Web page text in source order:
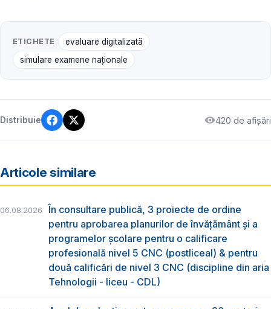
ETICHETE
evaluare digitalizată
simulare examene naționale
Distribuie 420 de afișări
Articole similare
06.08.2026
În consultare publică, 3 proiecte de ordine
pentru aprobarea planurilor de învățământ și a
programelor școlare pentru o calificare
profesională nivel 5 CNC (postliceal) & pentru
două calificări de nivel 3 CNC (discipline din aria
Tehnologii - liceu - CDL)